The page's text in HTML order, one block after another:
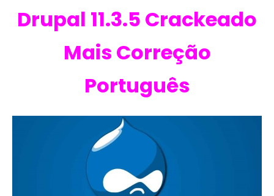
Drupal 11.3.5 Crackeado
Mais Correção
Português